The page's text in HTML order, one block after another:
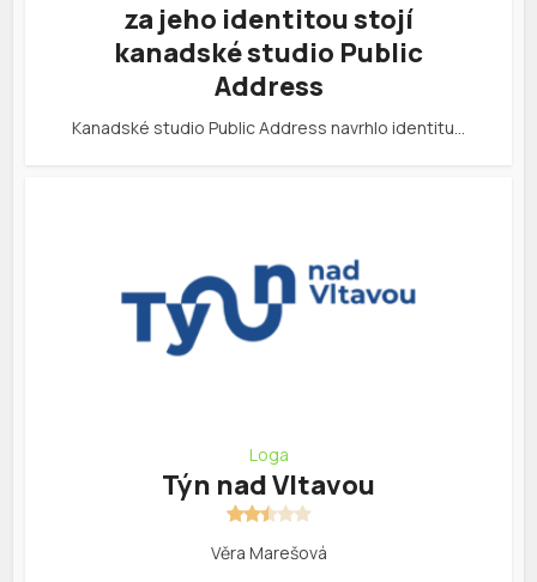
za jeho identitou stojí
kanadské studio Public
Address
Kanadské studio Public Address navrhlo identitu…
Loga
Týn nad Vltavou
Věra Marešová